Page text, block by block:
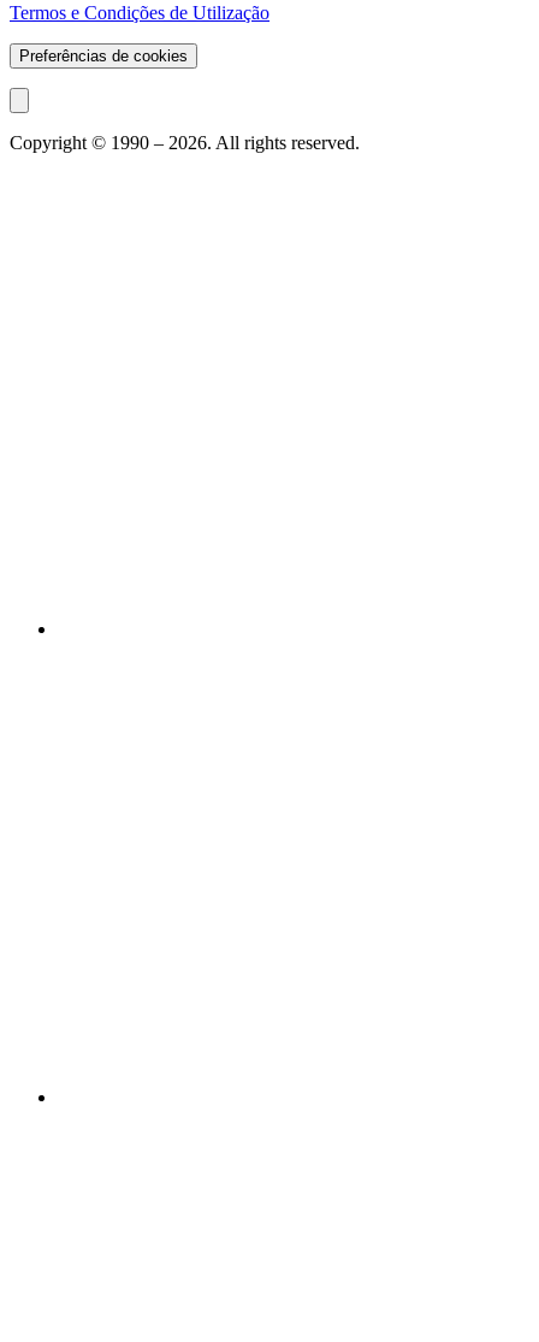
Termos e Condições de Utilização
Preferências de cookies
Copyright © 1990 – 2026. All rights reserved.